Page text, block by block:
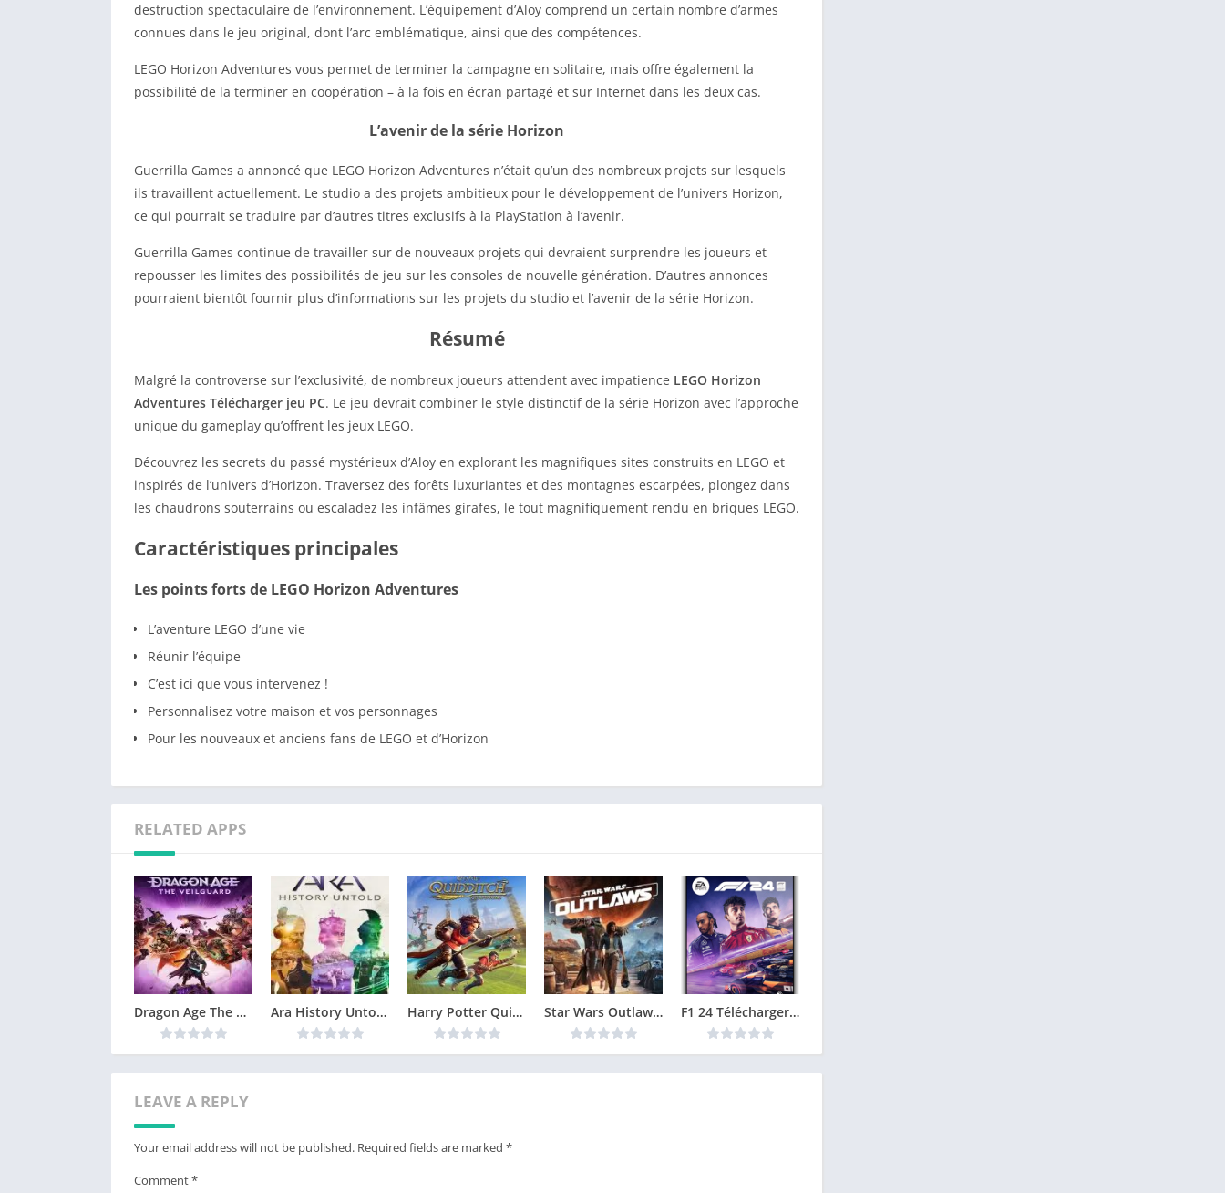
destruction spectaculaire de l’environnement. L’équipement d’Aloy comprend un certain nombre d’armes
connues dans le jeu original, dont l’arc emblématique, ainsi que des compétences.
LEGO Horizon Adventures vous permet de terminer la campagne en solitaire, mais offre également la
possibilité de la terminer en coopération – à la fois en écran partagé et sur Internet dans les deux cas.
L’avenir de la série Horizon
Guerrilla Games a annoncé que LEGO Horizon Adventures n’était qu’un des nombreux projets sur lesquels
ils travaillent actuellement. Le studio a des projets ambitieux pour le développement de l’univers Horizon,
ce qui pourrait se traduire par d’autres titres exclusifs à la PlayStation à l’avenir.
Guerrilla Games continue de travailler sur de nouveaux projets qui devraient surprendre les joueurs et
repousser les limites des possibilités de jeu sur les consoles de nouvelle génération. D’autres annonces
pourraient bientôt fournir plus d’informations sur les projets du studio et l’avenir de la série Horizon.
Résumé
Malgré la controverse sur l’exclusivité, de nombreux joueurs attendent avec impatience LEGO Horizon
Adventures Télécharger jeu PC. Le jeu devrait combiner le style distinctif de la série Horizon avec l’approche
unique du gameplay qu’offrent les jeux LEGO.
Découvrez les secrets du passé mystérieux d’Aloy en explorant les magnifiques sites construits en LEGO et
inspirés de l’univers d’Horizon. Traversez des forêts luxuriantes et des montagnes escarpées, plongez dans
les chaudrons souterrains ou escaladez les infâmes girafes, le tout magnifiquement rendu en briques LEGO.
Caractéristiques principales
Les points forts de LEGO Horizon Adventures
L’aventure LEGO d’une vie
Réunir l’équipe
C’est ici que vous intervenez !
Personnalisez votre maison et vos personnages
Pour les nouveaux et anciens fans de LEGO et d’Horizon
RELATED APPS
Dragon Age The Veilguard Télécharger jeu PC Ara History Untold Télécharger jeu PC Harry Potter Quidditch Champions Télécharger jeu PC Star Wars Outlaws Télécharger jeu PC F1 24 Télécharger jeu PC
LEAVE A REPLY
Your email address will not be published. Required fields are marked *
Comment*